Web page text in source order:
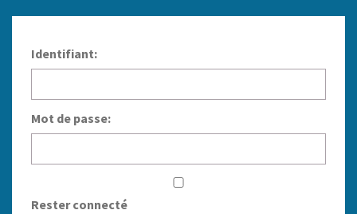
Identifiant:
Mot de passe:
Rester connecté